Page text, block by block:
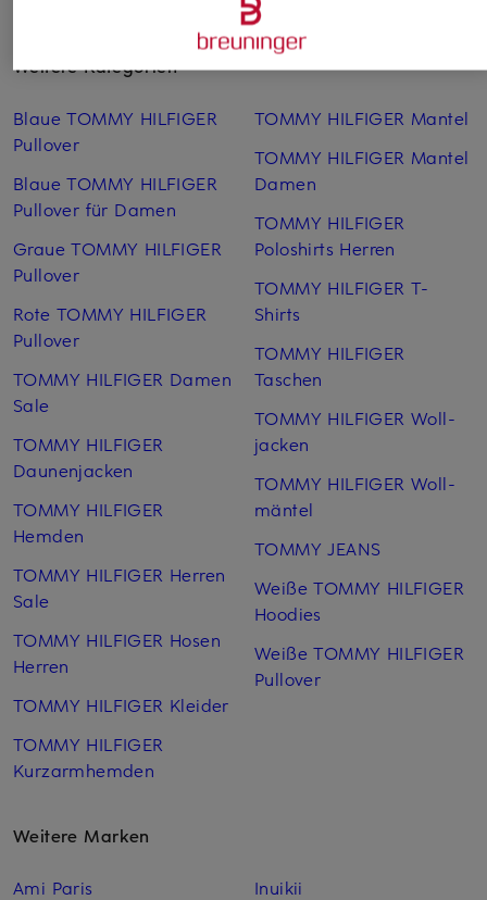
Weitere Kategorien
Blaue TOMMY HILFIGER
Pullover
Blaue TOMMY HILFIGER
Pullover für Damen
Graue TOMMY HILFIGER
Pullover
Rote TOMMY HILFIGER
Pullover
TOMMY HILFIGER Damen
Sale
TOMMY HILFIGER
Daunenjacken
TOMMY HILFIGER
Hemden
TOMMY HILFIGER Herren
Sale
TOMMY HILFIGER Hosen
Herren
TOMMY HILFIGER Kleider
TOMMY HILFIGER
Kurzarm­hemden
TOMMY HILFIGER Mantel
TOMMY HILFIGER Mantel
Damen
TOMMY HILFIGER
Poloshirts Herren
TOMMY HILFIGER T-
Shirts
TOMMY HILFIGER
Taschen
TOMMY HILFIGER Woll­
jacken
TOMMY HILFIGER Woll­
mäntel
TOMMY JEANS
Weiße TOMMY HILFIGER
Hoodies
Weiße TOMMY HILFIGER
Pullover
Weitere Marken
Ami Paris
Inuikii